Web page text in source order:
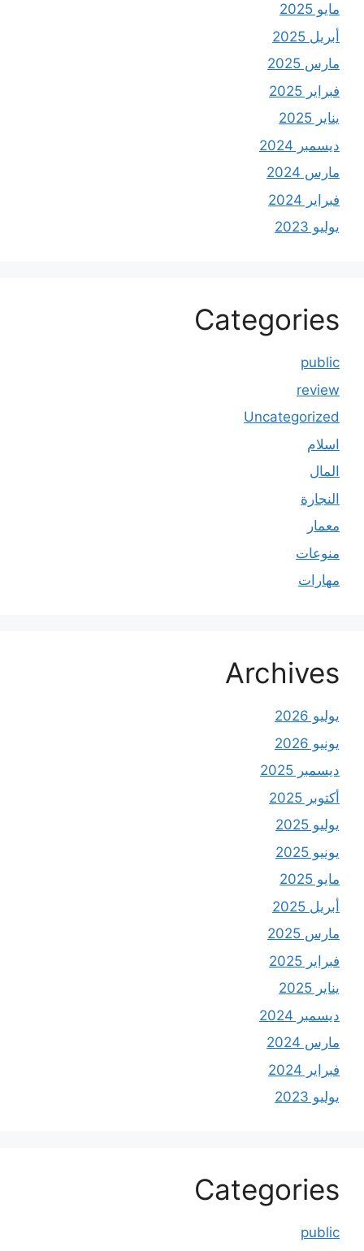
مايو 2025
أبريل 2025
مارس 2025
فبراير 2025
يناير 2025
ديسمبر 2024
مارس 2024
فبراير 2024
يوليو 2023
Categories
public
review
Uncategorized
اسلام
المال
النجارة
معمار
منوعات
مهارات
Archives
يوليو 2026
يونيو 2026
ديسمبر 2025
أكتوبر 2025
يوليو 2025
يونيو 2025
مايو 2025
أبريل 2025
مارس 2025
فبراير 2025
يناير 2025
ديسمبر 2024
مارس 2024
فبراير 2024
يوليو 2023
Categories
public